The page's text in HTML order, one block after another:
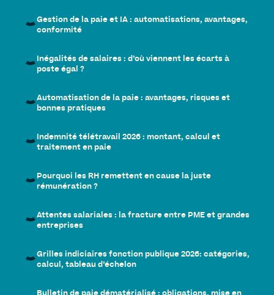
Gestion de la paie et IA : automatisations, avantages,
conformité
Inégalités de salaires : d’où viennent les écarts à
poste égal ?
Automatisation de la paie : avantages, risques et
bonnes pratiques
Indemnité télétravail 2026 : montant, calcul et
traitement en paie
Pourquoi les RH remettent en cause la juste
rémunération ?
Attentes salariales : la fracture entre PME et grandes
entreprises
Grilles indiciaires fonction publique 2026: catégories,
calcul, tableau d’échelon